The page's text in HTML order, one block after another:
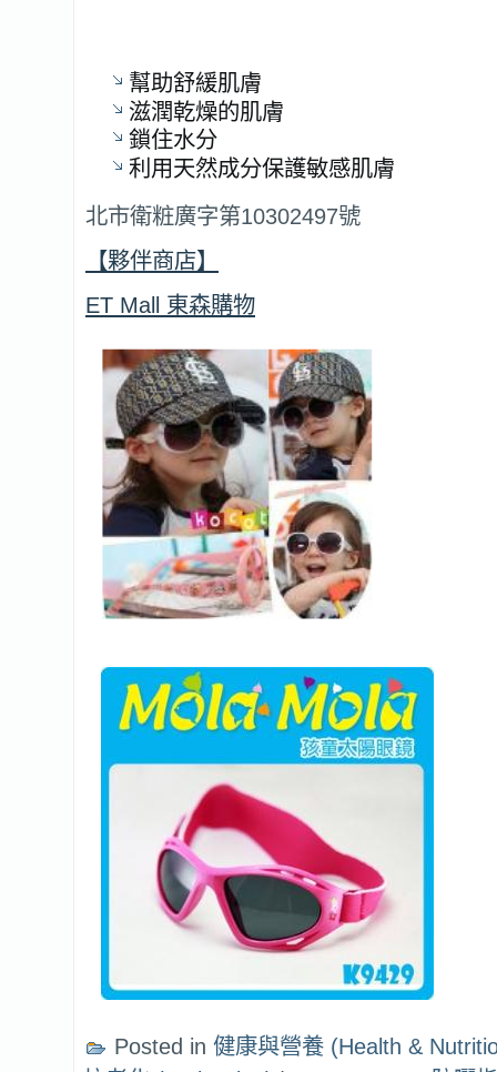
幫助舒緩肌膚
滋潤乾燥的肌膚
鎖住水分
利用天然成分保護敏感肌膚
北市衛粧廣字第10302497號
【夥伴商店】
ET Mall 東森購物
Posted in 健康與營養 (Health &